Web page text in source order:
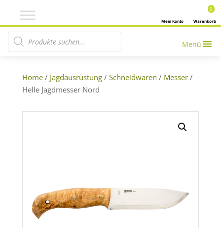
Warenkorb
0
Mein Konto
Products search
Menü
Home/ Jagdausrüstung/ Schneidwaren / Messer/
Helle Jagdmesser Nord